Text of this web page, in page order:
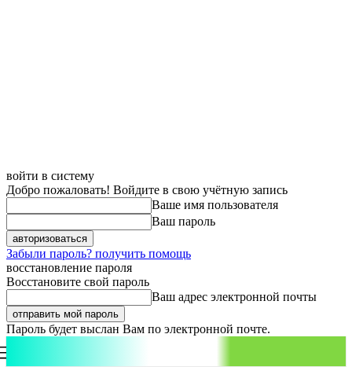
войти в систему
Добро пожаловать! Войдите в свою учётную запись
Ваше имя пользователя
Ваш пароль
Забыли пароль? получить помощь
восстановление пароля
Восстановите свой пароль
Ваш адрес электронной почты
Пароль будет выслан Вам по электронной почте.